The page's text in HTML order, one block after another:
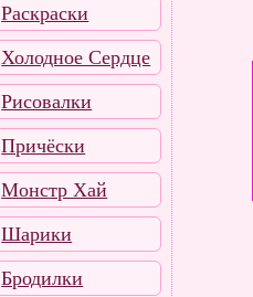
Раскраски
Холодное Сердце
Рисовалки
Причёски
Монстр Хай
Шарики
Бродилки